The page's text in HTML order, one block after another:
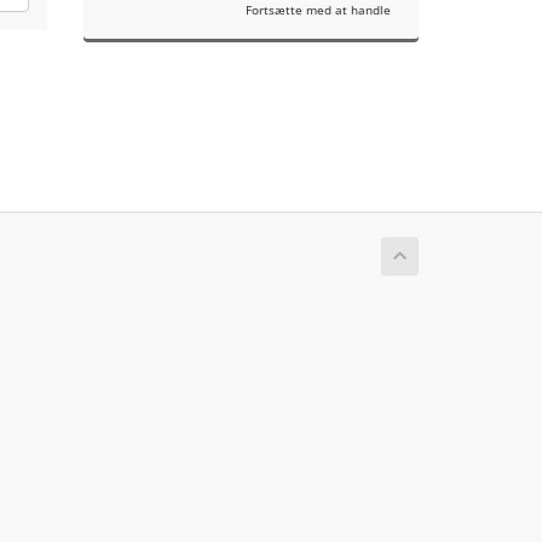
Fortsætte med at handle